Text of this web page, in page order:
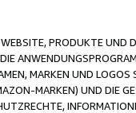
PRODUKTE UND
MARKEN UND
MARKEN) UND DIE